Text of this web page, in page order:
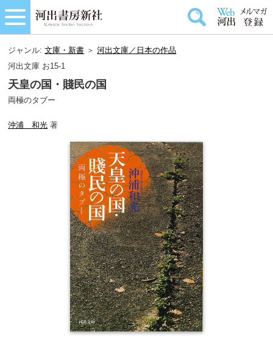
ジャンル:文庫・新書 ＞河出文庫／日本の作品
河出文庫 お15-1
天皇の国・賤民の国
両極のタブー
沖浦 和光 著